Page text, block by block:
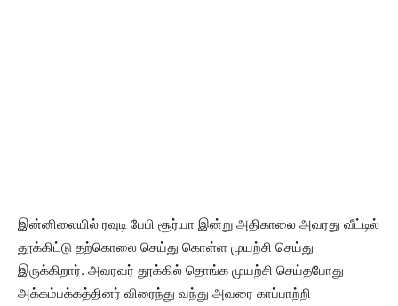
இன்னிலையில் ரவுடி பேபி சூர்யா இன்று அதிகாலை அவரது வீட்டில்
தூக்கிட்டு தற்கொலை செய்து கொள்ள முயற்சி செய்து
இருக்கிறார். அவரவர் தூக்கில் தொங்க முயற்சி செய்தபோது
அக்கம்பக்கத்தினர் விரைந்து வந்து அவரை காப்பாற்றி